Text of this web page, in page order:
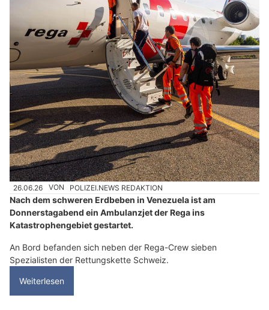
26.06.26 VON POLIZEI.NEWS REDAKTION
Nach dem schweren Erdbeben in Venezuela ist am
Donnerstagabend ein Ambulanzjet der Rega ins
Katastrophengebiet gestartet.
An Bord befanden sich neben der Rega-Crew sieben
Spezialisten der Rettungskette Schweiz.
Weiterlesen